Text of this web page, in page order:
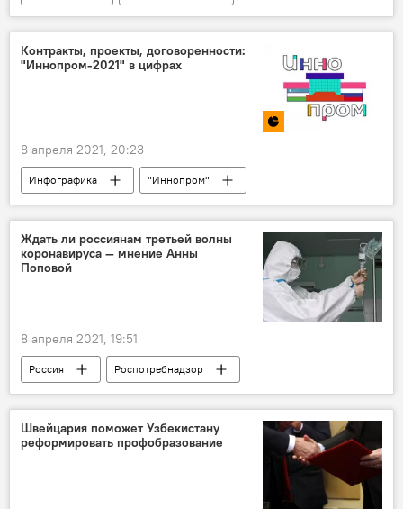
Кабинет Министров Узбекистана
заседание
ЦБ
кабмин
Парламент
Счетная палата
Контракты, проекты, договоренности:
"Иннопром-2021" в цифрах
8 апреля 2021, 20:23
Инфографика
"Иннопром"
Узбекистан
промышленность
Иннопром-2021 в Ташкенте
Ждать ли россиянам третьей волны
коронавируса — мнение Анны
Поповой
8 апреля 2021, 19:51
Россия
Роспотребнадзор
Коронавирус COVID-19
Швейцария поможет Узбекистану
реформировать профобразование